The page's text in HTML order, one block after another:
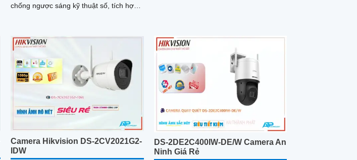
chống ngược sáng kỹ thuật số, tích hợp
Camera Hikvision DS-2CV2021G2-
IDW
DS-2DE2C400IW-DE/W Camera An
Ninh Giá Rẻ